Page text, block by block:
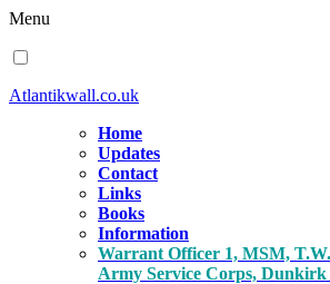
Menu
Atlantikwall.co.uk
Home
Updates
Contact
Links
Books
Information
Warrant Officer 1, MSM,
Army Service Corps, Dunkirk